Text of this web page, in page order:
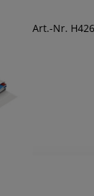
Art.-Nr.